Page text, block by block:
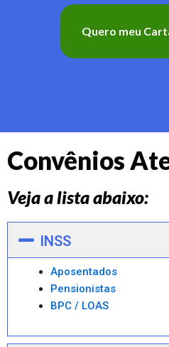
Quero meu
Convênios
Veja a lista abaixo:
INSS
Aposentados
Pensionistas
BPC / LOAS